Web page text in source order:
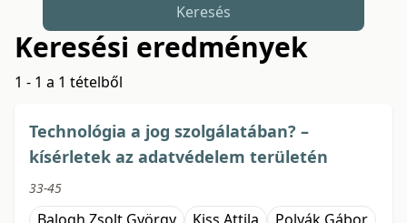
Keresés
Keresési eredmények
1 - 1 a 1 tételből
Technológia a jog szolgálatában? –
kísérletek az adatvédelem területén
33-45